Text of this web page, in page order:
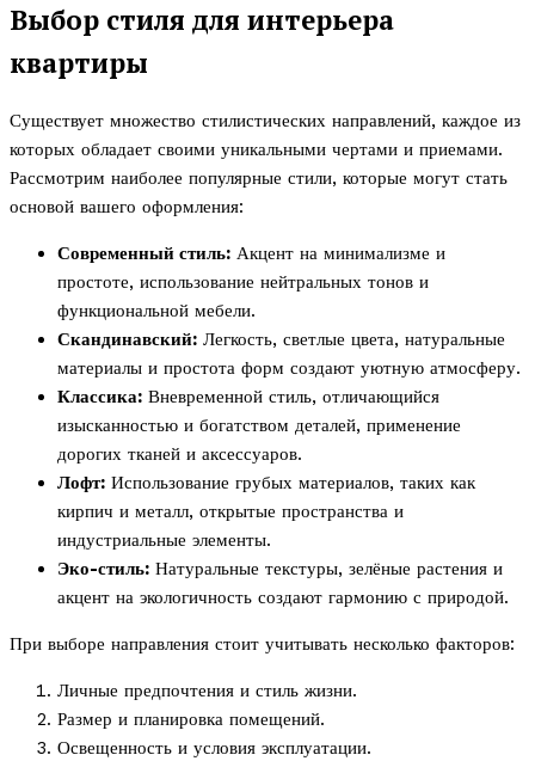
Выбор стиля для интерьера
квартиры
Существует множество стилистических направлений, каждое из
которых обладает своими уникальными чертами и приемами.
Рассмотрим наиболее популярные стили, которые могут стать
основой вашего оформления:
Современный стиль: Акцент на минимализме и
простоте, использование нейтральных тонов и
функциональной мебели.
Скандинавский: Легкость, светлые цвета, натуральные
материалы и простота форм создают уютную атмосферу.
Классика: Вневременной стиль, отличающийся
изысканностью и богатством деталей, применение
дорогих тканей и аксессуаров.
Лофт: Использование грубых материалов, таких как
кирпич и металл, открытые пространства и
индустриальные элементы.
Эко-стиль: Натуральные текстуры, зелёные растения и
акцент на экологичность создают гармонию с природой.
При выборе направления стоит учитывать несколько факторов:
Личные предпочтения и стиль жизни.
Размер и планировка помещений.
Освещенность и условия эксплуатации.